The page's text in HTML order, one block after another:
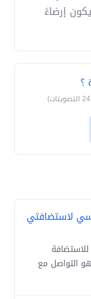
إرضاءً
؟
لاستضافتي
التواصل مع